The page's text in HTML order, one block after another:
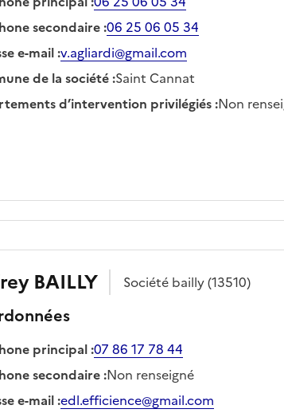
secondaire:06 25 06 05 34
e-mail:v.agliardi@gmail.com
de la société:Saint Cannat
d’intervention privilégiés:Non
BAILLY Société bailly(13510)
principal:07 86 17 78 44
secondaire:Non renseigné
e-mail:edl.efficience@gmail.com